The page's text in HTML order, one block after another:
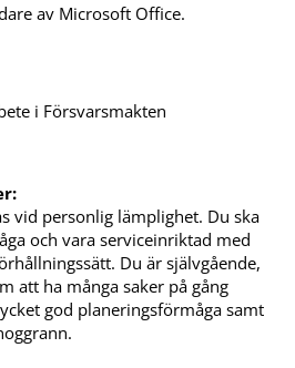
av Microsoft Office.
i Försvarsmakten
vid personlig lämplighet. Du ska
och vara serviceinriktad med
Du är självgående,
att ha många saker på gång
god planeringsförmåga samt